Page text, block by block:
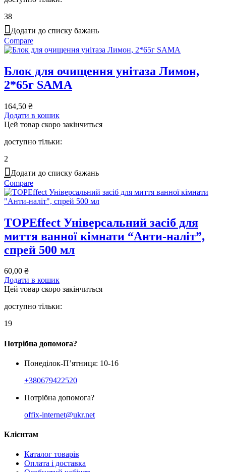
38
Додати до списку бажань
Compare
Блок для очищення унітаза Лимон,
2*65г SAMA
164,50 ₴
Додати в кошик
Цей товар скоро закінчиться
доступно тільки:
2
Додати до списку бажань
Compare
TOPEffect Універсальний засіб для
миття ванної кімнати “Анти-наліт”,
спрей 500 мл
60,00 ₴
Додати в кошик
Цей товар скоро закінчиться
доступно тільки:
19
Потрібна допомога?
Понеділок-П’ятниця: 10-16
+380679422520
Потрібна допомога?
offix-internet@ukr.net
Клієнтам
Каталог товарів
Оплата і доставка